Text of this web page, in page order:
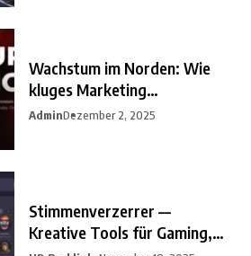
Wachstum im Norden: Wie
kluges Marketing
Unternehmen
AdminDezember 2, 2025
Stimmenverzerrer —
Kreative Tools für Gaming,